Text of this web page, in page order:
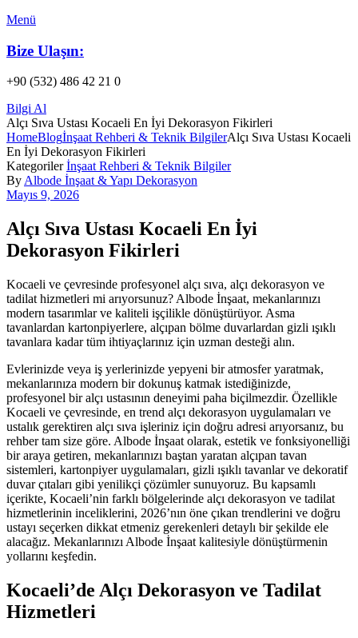
Menü
Bize Ulaşın:
+90 (532) 486 42 21 0
Bilgi Al
Alçı Sıva Ustası Kocaeli En İyi Dekorasyon Fikirleri
HomeBlogİnşaat Rehberi & Teknik BilgilerAlçı Sıva Ustası Kocaeli
En İyi Dekorasyon Fikirleri
Kategoriler İnşaat Rehberi & Teknik Bilgiler
ByAlbode İnşaat & Yapı Dekorasyon
Mayıs 9, 2026
Alçı Sıva Ustası Kocaeli En İyi
Dekorasyon Fikirleri
Kocaeli ve çevresinde profesyonel alçı sıva, alçı dekorasyon ve
tadilat hizmetleri mi arıyorsunuz? Albode İnşaat, mekanlarınızı
modern tasarımlar ve kaliteli işçilikle dönüştürüyor. Asma
tavanlardan kartonpiyerlere, alçıpan bölme duvarlardan gizli ışıklı
tavanlara kadar tüm ihtiyaçlarınız için uzman desteği alın.
Evlerinizde veya iş yerlerinizde yepyeni bir atmosfer yaratmak,
mekanlarınıza modern bir dokunuş katmak istediğinizde,
profesyonel bir alçı ustasının deneyimi paha biçilmezdir. Özellikle
Kocaeli ve çevresinde, en trend alçı dekorasyon uygulamaları ve
ustalık gerektiren alçı sıva işleriniz için doğru adresi arıyorsanız, bu
rehber tam size göre. Albode İnşaat olarak, estetik ve fonksiyonelliği
bir araya getiren, mekanlarınızı baştan yaratan alçıpan tavan
sistemleri, kartonpiyer uygulamaları, gizli ışıklı tavanlar ve dekoratif
duvar çıtaları gibi yenilikçi çözümler sunuyoruz. Bu kapsamlı
içerikte, Kocaeli’nin farklı bölgelerinde alçı dekorasyon ve tadilat
hizmetlerinin inceliklerini, 2026’nın öne çıkan trendlerini ve doğru
ustayı seçerken dikkat etmeniz gerekenleri detaylı bir şekilde ele
alacağız. Mekanlarınızı Albode İnşaat kalitesiyle dönüştürmenin
yollarını keşfedin.
Kocaeli’de Alçı Dekorasyon ve Tadilat
Hizmetleri